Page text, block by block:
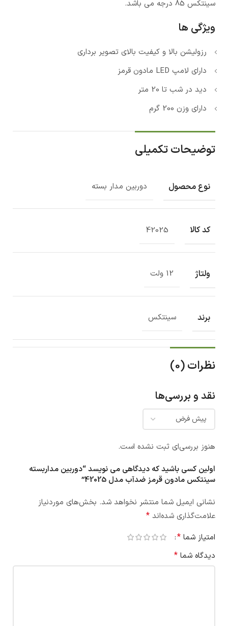
سینتکس 85 درجه می باشد.
ویژگی ها
رزولیشن بالا و کیفیت بالای تصویر برداری
دارای لامپ LED مادون قرمز
دید در شب تا 20 متر
دارای وزن 200 گرم
توضیحات تکمیلی
نوع محصول دوربین مدار بسته
کد کالا 42025
ولتاژ 12 ولت
برند سینتکس
نظرات (0)
نقد و بررسی‌ها
هنوز بررسی‌ای ثبت نشده است.
اولین کسی باشید که دیدگاهی می نویسد “دوربین مداربسته
سینتکس مادون قرمز ضدآب مدل 42025”
نشانی ایمیل شما منتشر نخواهد شد. بخش‌های موردنیاز
علامت‌گذاری شده‌اند *
امتیاز شما *
دیدگاه شما *